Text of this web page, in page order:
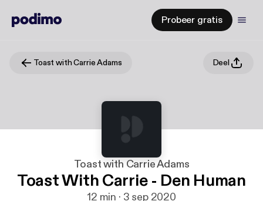
Probeer gratis
Toast with Carrie Adams Deel
Toast with Carrie Adams
Toast With Carrie - Den Human
12 min · 3 sep 2020